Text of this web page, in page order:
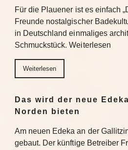
Für die Plauener ist es einfach
Freunde nostalgischer
in Deutschland einmaliges
Schmuckstück. Weiterlesen
Weiterlesen
Das wird der neue
Norden bieten
Am neuen Edeka an der
gebaut. Der künftige Betreiber